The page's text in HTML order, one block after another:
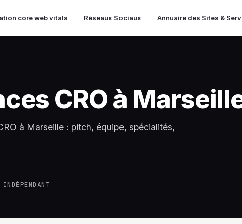
core web vitals Réseaux Sociaux Annuaire des Sites &
CRO à
à Marseille : pitch, équipe, spécialités,